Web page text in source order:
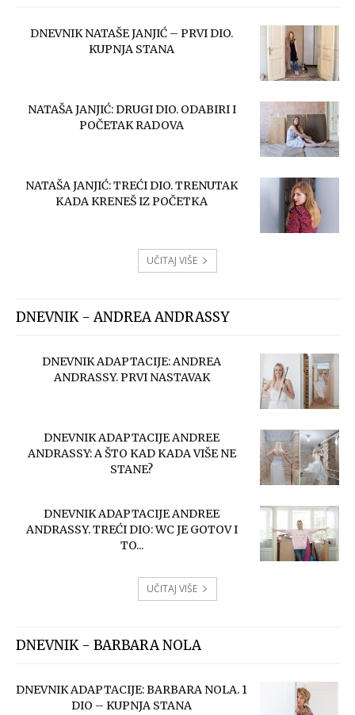
DNEVNIK NATAŠE JANJIĆ – PRVI DIO.
KUPNJA STANA
NATAŠA JANJIĆ: DRUGI DIO. ODABIRI I
POČETAK RADOVA
NATAŠA JANJIĆ: TREĆI DIO. TRENUTAK
KADA KRENEŠ IZ POČETKA
UČITAJ VIŠE
DNEVNIK - ANDREA ANDRASSY
DNEVNIK ADAPTACIJE: ANDREA
ANDRASSY. PRVI NASTAVAK
DNEVNIK ADAPTACIJE ANDREE
ANDRASSY: A ŠTO KAD KADA VIŠE NE
STANE?
DNEVNIK ADAPTACIJE ANDREE
ANDRASSY. TREĆI DIO: WC JE GOTOV I
TO...
UČITAJ VIŠE
DNEVNIK - BARBARA NOLA
DNEVNIK ADAPTACIJE: BARBARA NOLA. 1
DIO – KUPNJA STANA